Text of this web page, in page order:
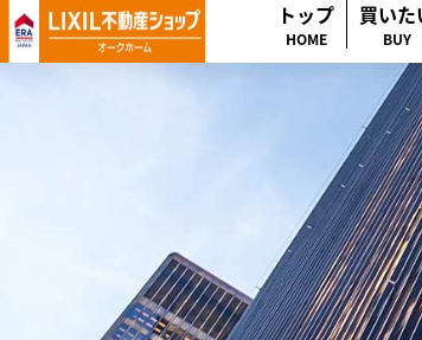
トップ
HOME
買いた
BUY